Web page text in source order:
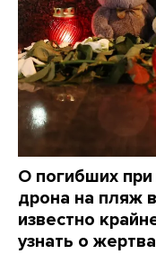
О погибших при
дрона на пляж
известно
узнать о